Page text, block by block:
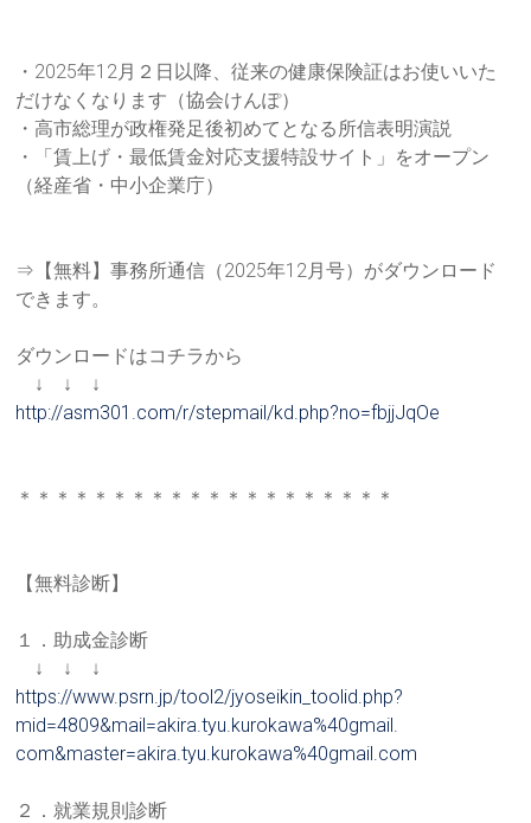
・2025年12月２日以降、従来の健康保険証はお使いいた
だけなくなります（協会けんぽ）
・高市総理が政権発足後初めてとなる所信表明演説
・「賃上げ・最低賃金対応支援特設サイト」をオープン
（経産省・ 中小企業庁）
⇒【無料】事務所通信（2025年12月号）がダウンロード
でき ます。
ダウンロードはコチラから
↓ ↓ ↓
http://asm301.com/r/stepmail/kd.php?no=fbjjJqOe
＊＊＊＊＊＊＊＊＊＊＊＊＊＊＊＊＊＊＊＊
【無料診断】
１．助成金診断
↓ ↓ ↓
https://www.psrn.jp/tool2/jyoseikin_toolid.php?
mid=4809&mail =akira.tyu.kurokawa%40gmail.
com&master=akira.tyu.kurokawa%40gmail.com
２．就業規則診断